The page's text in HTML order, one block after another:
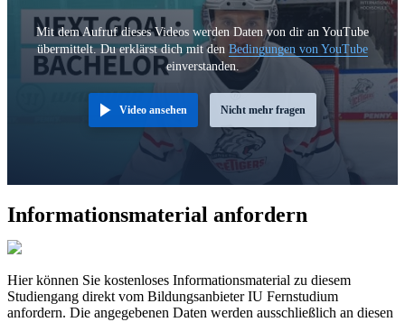
Mit dem Aufruf dieses Videos werden Daten von dir an YouTube
übermittelt. Du erklärst dich mit den Bedingungen von YouTube
einverstanden.
Video ansehen Nicht mehr fragen
Informationsmaterial anfordern
Hier können Sie kostenloses Informationsmaterial zu diesem
Studiengang direkt vom Bildungsanbieter IU Fernstudium
anfordern. Die angegebenen Daten werden ausschließlich an diesen